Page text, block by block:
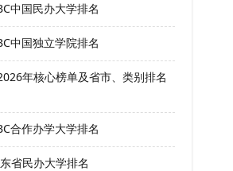
中国民办大学排名
中国独立学院排名
年核心榜单及省市、类别排名
合作办学大学排名
省民办大学排名